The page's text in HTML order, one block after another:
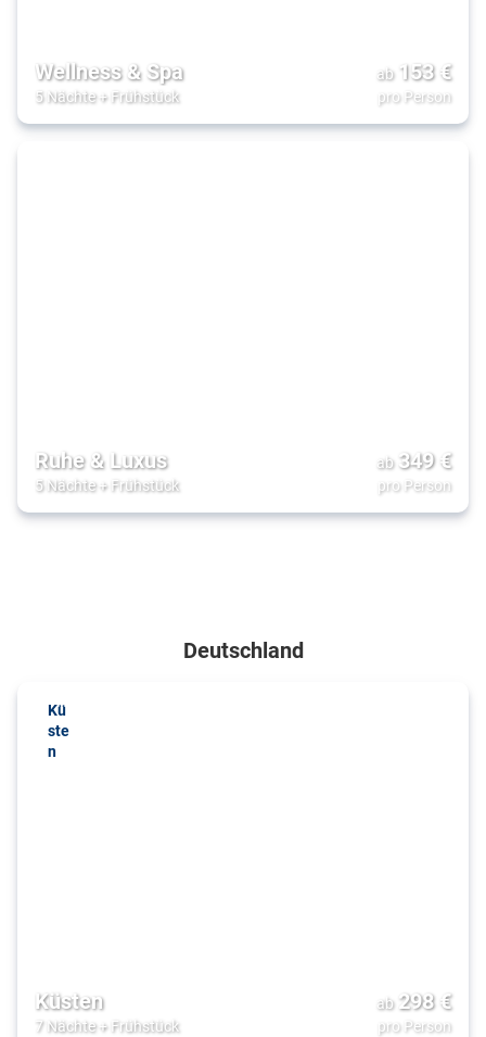
Wellness & Spa
5 Nächte+ Frühstück
ab 153€
pro Person
Ruhe & Luxus
5 Nächte+ Frühstück
ab 349€
pro Person
Deutschland
Kü
ste
n
Küsten
7 Nächte+ Frühstück
ab 298€
pro Person